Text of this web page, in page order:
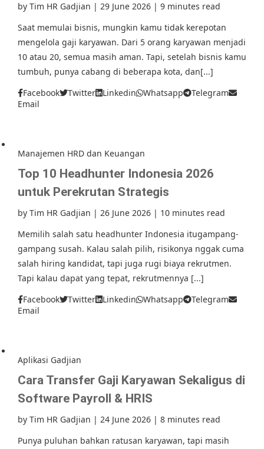
by Tim HR Gadjian | 29 June 2026 | 9 minutes read
Saat memulai bisnis, mungkin kamu tidak kerepotan
mengelola gaji karyawan. Dari 5 orang karyawan menjadi
10 atau 20, semua masih aman. Tapi, setelah bisnis kamu
tumbuh, punya cabang di beberapa kota, dan[...]
Facebook
Twitter Linkedin Whatsapp
Telegram
Email
Manajemen HRD dan Keuangan
Top 10 Headhunter Indonesia 2026
untuk Perekrutan Strategis
by Tim HR Gadjian | 26 June 2026 | 10 minutes read
Memilih salah satu headhunter Indonesia itugampang-
gampang susah. Kalau salah pilih, risikonya nggak cuma
salah hiring kandidat, tapi juga rugi biaya rekrutmen.
Tapi kalau dapat yang tepat, rekrutmennya [...]
Facebook
Twitter Linkedin Whatsapp
Telegram
Email
Aplikasi Gadjian
Cara Transfer Gaji Karyawan Sekaligus di
Software Payroll & HRIS
by Tim HR Gadjian | 24 June 2026 | 8 minutes read
Punya puluhan bahkan ratusan karyawan, tapi masih